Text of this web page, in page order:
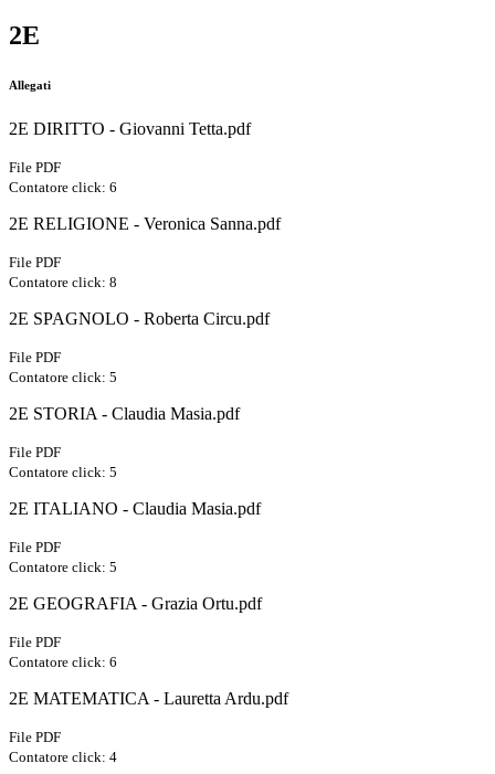
2E
Allegati
2E DIRITTO - Giovanni Tetta.pdf
File PDF
Contatore click: 6
2E RELIGIONE - Veronica Sanna.pdf
File PDF
Contatore click: 8
2E SPAGNOLO - Roberta Circu.pdf
File PDF
Contatore click: 5
2E STORIA - Claudia Masia.pdf
File PDF
Contatore click: 5
2E ITALIANO - Claudia Masia.pdf
File PDF
Contatore click: 5
2E GEOGRAFIA - Grazia Ortu.pdf
File PDF
Contatore click: 6
2E MATEMATICA - Lauretta Ardu.pdf
File PDF
Contatore click: 4